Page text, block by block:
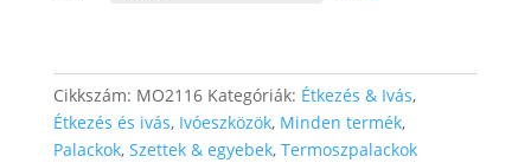
Cikkszám: MO2116 Kategóriák: Étkezés & Ivás,
Étkezés és ivás, Ivóeszközök, Minden termék,
Palackok, Szettek & egyebek, Termoszpalackok